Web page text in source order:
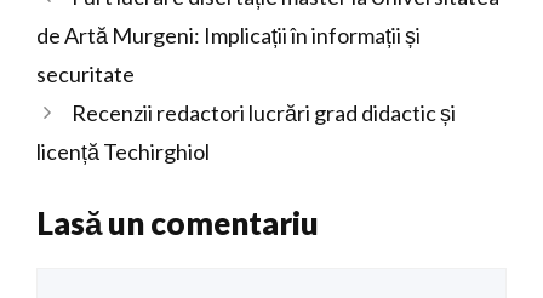
de Artă Murgeni: Implicații în informații și
securitate
Recenzii redactori lucrări grad didactic și
licență Techirghiol
Lasă un comentariu